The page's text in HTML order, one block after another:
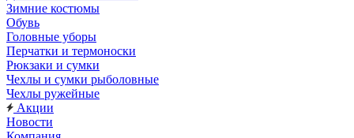
Зимние костюмы
Обувь
Головные уборы
Перчатки и термоноски
Рюкзаки и сумки
Чехлы и сумки рыболовные
Чехлы ружейные
Акции
Новости